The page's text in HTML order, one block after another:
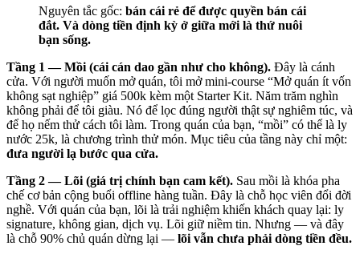
Nguyên tắc gốc: bán cái rẻ để được quyền bán cái
đắt. Và dòng tiền định kỳ ở giữa mới là thứ nuôi
bạn sống.
Tầng 1 — Mồi (cái cán dao gần như cho không). Đây là cánh
cửa. Với người muốn mở quán, tôi mở mini-course “Mở quán ít vốn
không sạt nghiệp” giá 500k kèm một Starter Kit. Năm trăm nghìn
không phải để tôi giàu. Nó để lọc đúng người thật sự nghiêm túc, và
để họ nếm thử cách tôi làm. Trong quán của bạn, “mồi” có thể là ly
nước 25k, là chương trình thử món. Mục tiêu của tầng này chỉ một:
đưa người lạ bước qua cửa.
Tầng 2 — Lõi (giá trị chính bạn cam kết). Sau mồi là khóa pha
chế cơ bản cộng buổi offline hàng tuần. Đây là chỗ học viên đổi đời
nghề. Với quán của bạn, lõi là trải nghiệm khiến khách quay lại: ly
signature, không gian, dịch vụ. Lõi giữ niềm tin. Nhưng — và đây
là chỗ 90% chủ quán dừng lại — lõi vẫn chưa phải dòng tiền đều.